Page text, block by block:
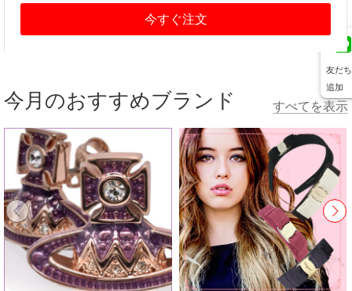
友だち
追加
今すぐ注文
今月のおすすめブランド すべてを表示